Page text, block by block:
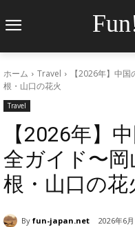
ホーム Travel
【2026年】中
根・山口の花火
Travel
【2026年】
全ガイド〜岡
根・山口の花
By fun-japan.net 2026年6